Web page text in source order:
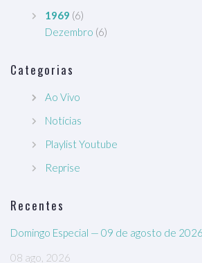
1969 (6)
Dezembro (6)
Categorias
Ao Vivo
Notícias
Playlist Youtube
Reprise
Recentes
Domingo Especial — 09 de agosto de 2026
08 ago, 2026